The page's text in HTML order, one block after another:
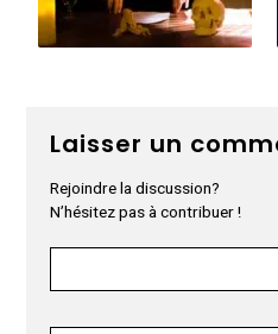
Laisser un
Rejoindre la discussion?
N’hésitez pas à contribuer !